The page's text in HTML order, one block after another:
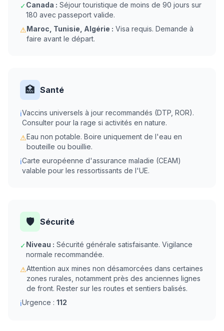
✓Canada : Séjour touristique de moins de 90 jours sur
180 avec passeport valide.
⚠Maroc, Tunisie, Algérie : Visa requis. Demande à
faire avant le départ.
🏥 Santé
ℹVaccins universels à jour recommandés (DTP, ROR).
Consulter pour la rage si activités en nature.
⚠Eau non potable. Boire uniquement de l'eau en
bouteille ou bouillie.
ℹCarte européenne d'assurance maladie (CEAM)
valable pour les ressortissants de l'UE.
🛡️ Sécurité
✓Niveau : Sécurité générale satisfaisante. Vigilance
normale recommandée.
⚠Attention aux mines non désamorcées dans certaines
zones rurales, notamment près des anciennes lignes
de front. Rester sur les routes et sentiers balisés.
ℹUrgence : 112